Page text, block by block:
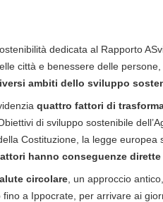
dedicata al Rapporto
città e benessere delle
ambiti dello sviluppo
quattro fattori di
di sviluppo sostenibile
Costituzione, la legge
hanno conseguenze
circolare , un approccio
a Ippocrate, per arrivare ai